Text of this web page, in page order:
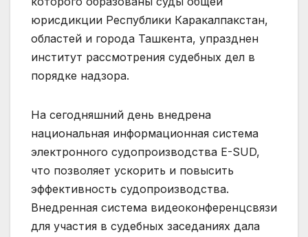
юрисдикции Республики Каракалпакстан,
областей и города Ташкента, упразднен
институт рассмотрения судебных дел в
порядке надзора.
На сегодняшний день внедрена
национальная информационная система
электронного судопроизводства E-SUD,
что позволяет ускорить и повысить
эффективность судопроизводства.
Внедренная система видеоконференцсвязи
для участия в судебных заседаниях дала